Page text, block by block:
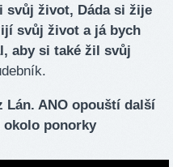
svůj život, Dáda si žije
svůj život a já bych
aby si také žil svůj
Lán. ANO opouští další
okolo ponorky